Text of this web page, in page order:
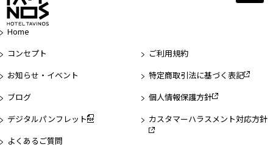
Home
コンセプト
お知らせ・イベント
ブログ
デジタルパンフレット
よくあるご質問
ご利用規約
特定商取引法に基づく表記
個人情報保護方針
カスタマーハラスメント対応方針